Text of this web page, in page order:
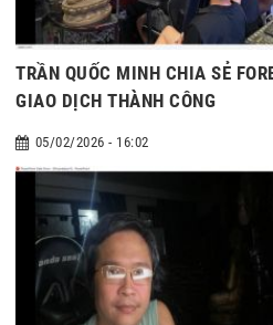
TRẦN QUỐC MINH CHIA SẺ
GIAO DỊCH THÀNH CÔNG
05/02/2026 - 16:02